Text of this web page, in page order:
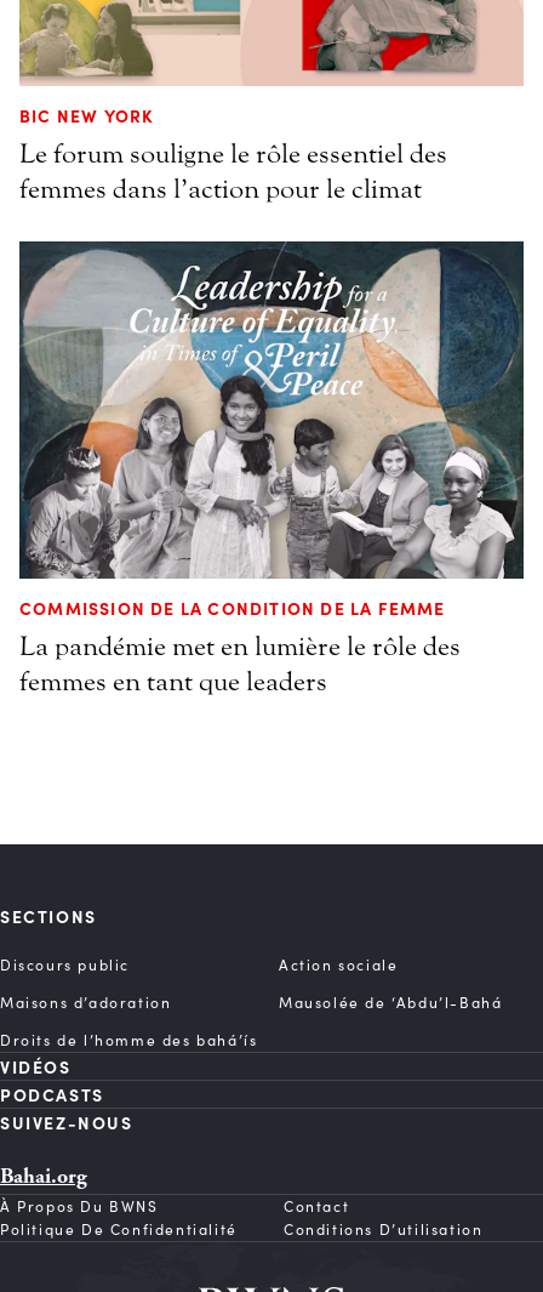
BIC NEW YORK
Le forum souligne le rôle essentiel des
femmes dans l’action pour le climat
COMMISSION DE LA CONDITION DE LA FEMME
La pandémie met en lumière le rôle des
femmes en tant que leaders
SECTIONS
Discours public
Action sociale
Maisons d’adoration
Mausolée de ‘Abdu’l-Bahá
Droits de l’homme des bahá’ís
VIDÉOS
PODCASTS
SUIVEZ-NOUS
Bahai.org
À Propos Du BWNS
Contact
Politique De Confidentialité
Conditions D’utilisation